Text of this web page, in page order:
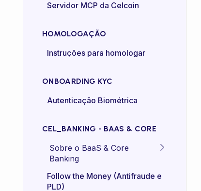
control)
Servidor MCP da Celcoin
HOMOLOGAÇÃO
Instruções para homologar
ONBOARDING KYC
Autenticação Biométrica
CEL_BANKING - BAAS & CORE
Sobre o BaaS & Core
Banking
FAQs
Follow the Money (Antifraude e
PLD)